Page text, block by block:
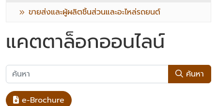
ขายส่งและผู้ผลิตชิ้นส่วนและอะไหล่รถยนต์
แคตตาล็อกออนไลน์
ค้นหา
e-Brochure